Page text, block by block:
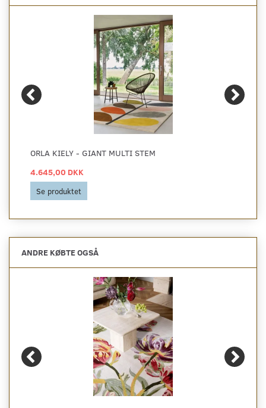
ORLA KIELY - GIANT MULTI STEM
4.645,00 DKK
Se produktet
ANDRE KØBTE OGSÅ